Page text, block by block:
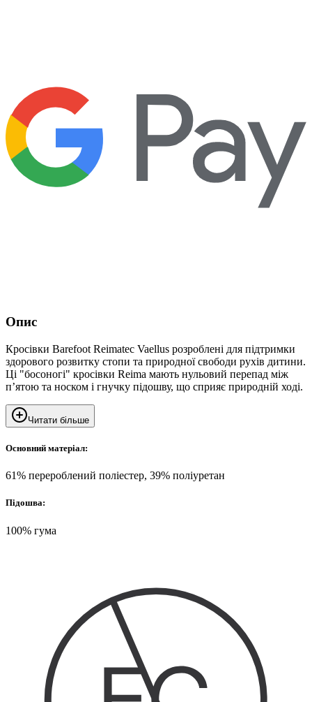
Опис
Кросівки Barefoot Reimatec Vaellus розроблені для підтримки
здорового розвитку стопи та природної свободи рухів дитини.
Ці "босоногі" кросівки Reima мають нульовий перепад між
п’ятою та носком і гнучку підошву, що сприяє природній ході.
Читати більше
Основний матеріал:
61% перероблений поліестер, 39% поліуретан
Підошва:
100% гума